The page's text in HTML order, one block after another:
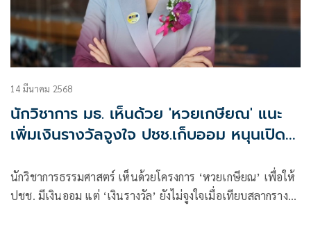
14 มีนาคม 2568
นักวิชาการ มธ. เห็นด้วย 'หวยเกษียณ' แนะ
เพิ่มเงินรางวัลจูงใจ ปชช.เก็บออม หนุนเปิดให้
นักวิชาการธรรมศาสตร์ เห็นด้วยโครงการ ‘หวยเกษียณ’ เพื่อให้
ปชช. มีเงินออม แต่ ‘เงินรางวัล’ ยังไม่จูงใจเมื่อเทียบสลากรางวัล